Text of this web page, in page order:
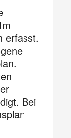
erfasst.
Bei